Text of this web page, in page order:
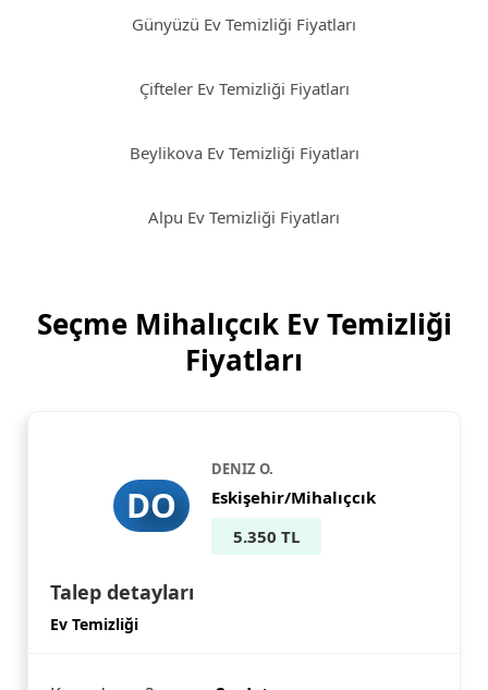
Günyüzü Ev Temizliği Fiyatları
Çifteler Ev Temizliği Fiyatları
Beylikova Ev Temizliği Fiyatları
Alpu Ev Temizliği Fiyatları
Seçme Mihalıçcık Ev Temizliği
Fiyatları
DO
DENIZ O.
Eskişehir/Mihalıçcık
5.350 TL
Talep detayları
Ev Temizliği